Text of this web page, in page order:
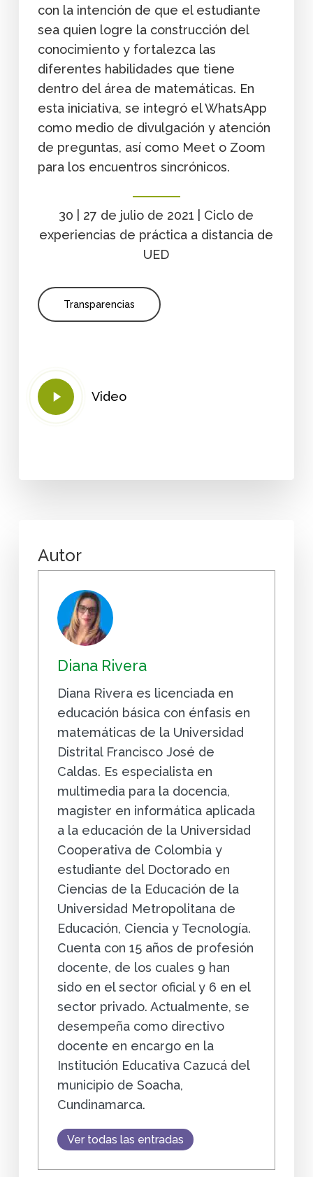
con la intención de que el estudiante
sea quien logre la construcción del
conocimiento y fortalezca las
diferentes habilidades que tiene
dentro del área de matemáticas. En
esta iniciativa, se integró el WhatsApp
como medio de divulgación y atención
de preguntas, así como Meet o Zoom
para los encuentros sincrónicos.
30 | 27 de julio de 2021 | Ciclo de
experiencias de práctica a distancia de
UED
Transparencias
Play
Video
Video
Autor
Diana Rivera
Diana Rivera es licenciada en
educación básica con énfasis en
matemáticas de la Universidad
Distrital Francisco José de
Caldas. Es especialista en
multimedia para la docencia,
magister en informática aplicada
a la educación de la Universidad
Cooperativa de Colombia y
estudiante del Doctorado en
Ciencias de la Educación de la
Universidad Metropolitana de
Educación, Ciencia y Tecnología.
Cuenta con 15 años de profesión
docente, de los cuales 9 han
sido en el sector oficial y 6 en el
sector privado. Actualmente, se
desempeña como directivo
docente en encargo en la
Institución Educativa Cazucá del
municipio de Soacha,
Cundinamarca.
Ver todas las entradas